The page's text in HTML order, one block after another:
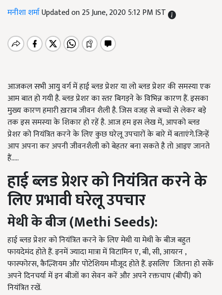
मनीशा शर्माUpdated on 25 June, 2020 5:12 PM IST
आजकल सभी आयु वर्ग में हाई ब्लड प्रेशर या लो ब्लड प्रेशर की समस्या एक
आम बात हो गयी है.ब्लड प्रेशर का स्तर बिगड़ने के विभिन्न कारण हैं.इसका
मुख्य कारण हमारी ख़राब जीवन शैली है.जिस वजह से बच्चों से लेकर बड़े
तक इस समस्या के शिकार हो रहें है.आज हम इस लेख में,आपको ब्लड
प्रेशर को नियंत्रित करने के लिए कुछ घरेलू उपचारों के बारे में बताएंगे.जिन्हें
आप अपना कर अपनी जीवनशैली को बेहतर बना सकते है तो आइए जानते
हैं.....
हाईब्लडप्रेशरकोनियंत्रितकरनेके
लिएप्रभावीघरेलूउपचार
मेथीकेबीज(Methi Seeds):
हाई ब्लड प्रेशर को नियंत्रित करने के लिए मेथी या मेथी के बीज बहुत
फायदेमंद होते हैं.इनमें ज्यादा मात्रा में विटामिन ए,बी,सी,आयरन,
फास्फोरस,कैल्शियम और पोटेशियम मौजूद होते हैं.इसलिए जितना हो सकें
अपने दिनचर्या में इन बीजों का सेवन करें और अपने रक्तचाप(बीपी)को
नियंत्रित रखें.